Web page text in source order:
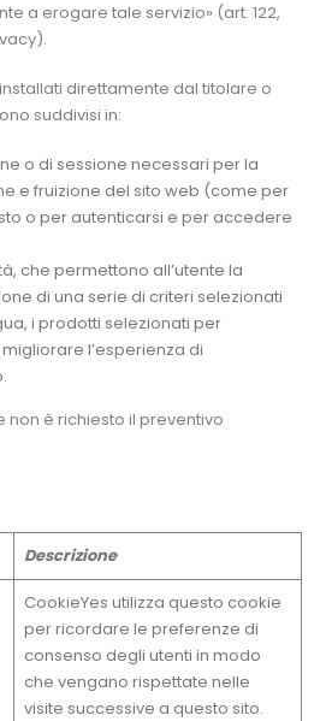
a erogare tale servizio» (art. 122,
direttamente dal titolare o
suddivisi in:
o di sessione necessari per la
e fruizione del sito web (come per
o per autenticarsi e per accedere
che permettono all’utente la
di una serie di criteri selezionati
i prodotti selezionati per
l’esperienza di
non è richiesto il preventivo
Descrizione
CookieYes utilizza questo cookie
per ricordare le preferenze di
consenso degli utenti in modo
che vengano rispettate nelle
visite successive a questo sito.